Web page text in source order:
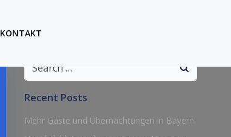
KONTAKT
for:
Recent Posts
Mehr Gäste und Übernachtungen in Bayern